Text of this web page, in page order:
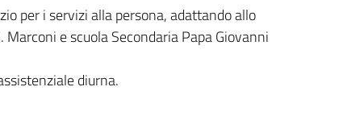
per i servizi alla persona, adattando allo
e scuola Secondaria Papa Giovanni
diurna.